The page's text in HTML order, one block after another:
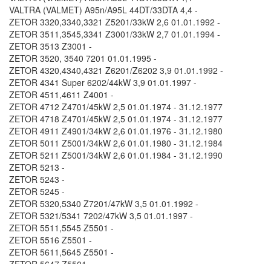
VALTRA (VALMET) A95n/A95L 44DT/33DTA 4,4 -
ZETOR 3320,3340,3321 Z5201/33kW 2,6 01.01.1992 -
ZETOR 3511,3545,3341 Z3001/33kW 2,7 01.01.1994 -
ZETOR 3513 Z3001 -
ZETOR 3520, 3540 7201 01.01.1995 -
ZETOR 4320,4340,4321 Z6201/Z6202 3,9 01.01.1992 -
ZETOR 4341 Super 6202/44kW 3,9 01.01.1997 -
ZETOR 4511,4611 Z4001 -
ZETOR 4712 Z4701/45kW 2,5 01.01.1974 - 31.12.1977
ZETOR 4718 Z4701/45kW 2,5 01.01.1974 - 31.12.1977
ZETOR 4911 Z4901/34kW 2,6 01.01.1976 - 31.12.1980
ZETOR 5011 Z5001/34kW 2,6 01.01.1980 - 31.12.1984
ZETOR 5211 Z5001/34kW 2,6 01.01.1984 - 31.12.1990
ZETOR 5213 -
ZETOR 5243 -
ZETOR 5245 -
ZETOR 5320,5340 Z7201/47kW 3,5 01.01.1992 -
ZETOR 5321/5341 7202/47kW 3,5 01.01.1997 -
ZETOR 5511,5545 Z5501 -
ZETOR 5516 Z5501 -
ZETOR 5611,5645 Z5501 -